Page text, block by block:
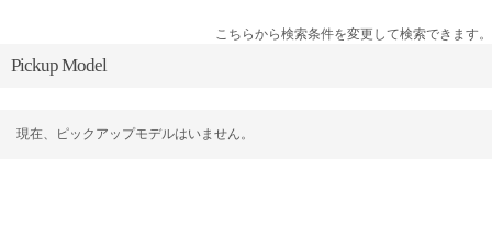
こちらから検索条件を変更して検索できます。
Pickup Model
現在、ピックアップモデルはいません。